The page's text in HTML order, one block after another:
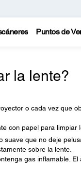
Puntos de
la lente?
o cada vez que
con papel para limpiar
que no deje
sobre la lente.
gas inflamable. El